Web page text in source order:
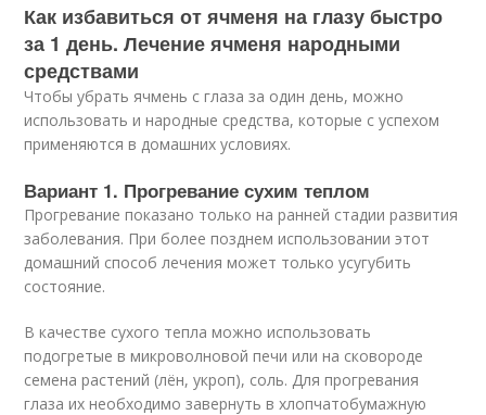
Как избавиться от ячменя на глазу быстро
за 1 день. Лечение ячменя народными
средствами
Чтобы убрать ячмень с глаза за один день, можно
использовать и народные средства, которые с успехом
применяются в домашних условиях.
Вариант 1. Прогревание сухим теплом
Прогревание показано только на ранней стадии развития
заболевания. При более позднем использовании этот
домашний способ лечения может только усугубить
состояние.
В качестве сухого тепла можно использовать
подогретые в микроволновой печи или на сковороде
семена растений (лён, укроп), соль. Для прогревания
глаза их необходимо завернуть в хлопчатобумажную